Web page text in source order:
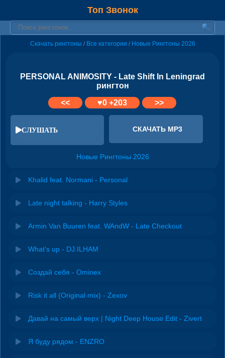
Топ Звонок
Скачать рингтоны / Все категории / Новые Рингтоны 2026
PERSONAL ANIMOSITY - Late Shift In Leningrad
рингтон
<<
♥0+203 >>
СЛУШАТЬ СКАЧАТЬ MP3
Новые Рингтоны 2026
Khalid feat. Normani - Personal
Late night talking - Harry Styles
Armin Van Buuren feat. WAndW - Late Checkout
What's up - DJ.ILHAM
Создай себя - Ominex
Risk it all (Original mix) - Zexov
Давай на самый верх | Night Deep House Edit - Zivert
Я буду рядом - ENZRO